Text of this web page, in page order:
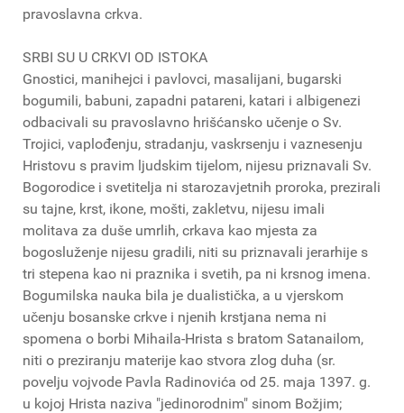
pravoslavna crkva.
SRBI SU U CRKVI OD ISTOKA
Gnostici, manihejci i pavlovci, masalijani, bugarski
bogumili, babuni, zapadni patareni, katari i albigenezi
odbacivali su pravoslavno hrišćansko učenje o Sv.
Trojici, vaplođenju, stradanju, vaskrsenju i vaznesenju
Hristovu s pravim ljudskim tijelom, nijesu priznavali Sv.
Bogorodice i svetitelja ni starozavjetnih proroka, prezirali
su tajne, krst, ikone, mošti, zakletvu, nijesu imali
molitava za duše umrlih, crkava kao mjesta za
bogosluženje nijesu gradili, niti su priznavali jerarhije s
tri stepena kao ni praznika i svetih, pa ni krsnog imena.
Bogumilska nauka bila je dualistička, a u vjerskom
učenju bosanske crkve i njenih krstjana nema ni
spomena o borbi Mihaila-Hrista s bratom Satanailom,
niti o preziranju materije kao stvora zlog duha (sr.
povelju vojvode Pavla Radinovića od 25. maja 1397. g.
u kojoj Hrista naziva "jedinorodnim" sinom Božjim;